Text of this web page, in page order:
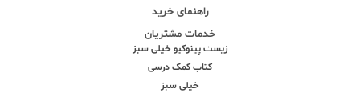
راهنمای خرید
خدمات مشتریان
زیست پینوکیو خیلی سبز
کتاب کمک درسی
خیلی سبز